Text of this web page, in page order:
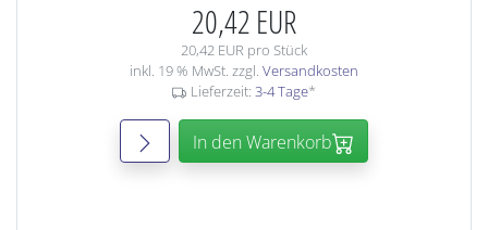
20,42 EUR
20,42 EUR pro Stück
inkl. 19 % MwSt. zzgl. Versandkosten
Lieferzeit: 3-4 Tage*
In den Warenkorb